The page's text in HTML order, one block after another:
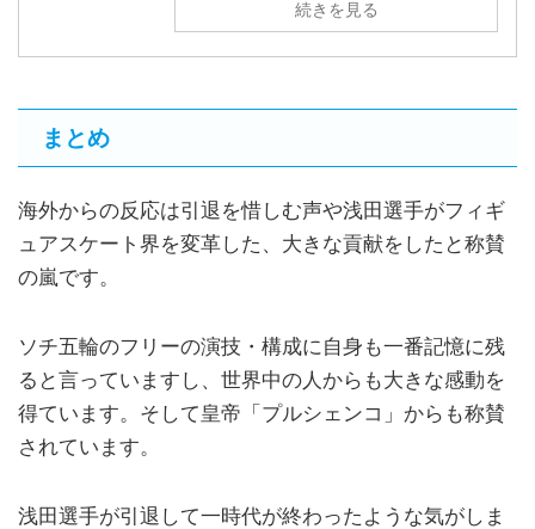
続きを見る
まとめ
海外からの反応は引退を惜しむ声や浅田選手がフィギ
ュアスケート界を変革した、大きな貢献をしたと称賛
の嵐です。
ソチ五輪のフリーの演技・構成に自身も一番記憶に残
ると言っていますし、世界中の人からも大きな感動を
得ています。そして皇帝「プルシェンコ」からも称賛
されています。
浅田選手が引退して一時代が終わったような気がしま